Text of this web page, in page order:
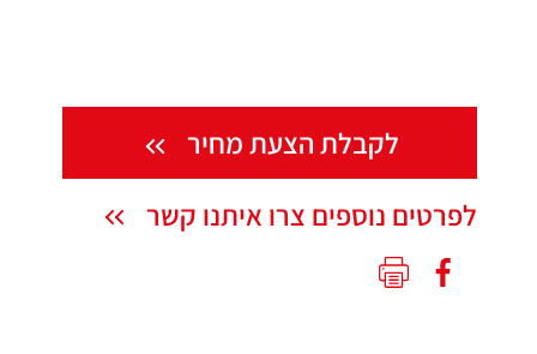
לקבלת הצעת מחיר
לפרטים נוספים צרו איתנו קשר